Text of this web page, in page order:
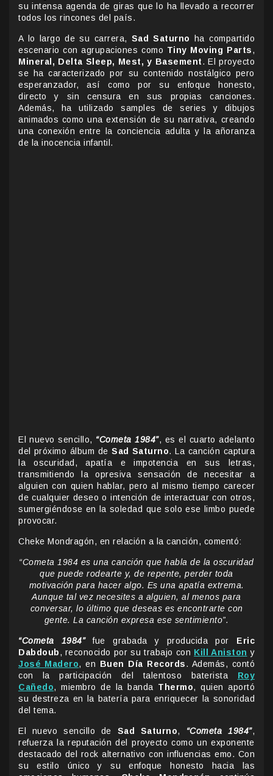
su intensa agenda de giras que lo ha llevado a recorrer
todos los rincones del país.
A lo largo de su carrera, Sad Saturno
ha compartido
escenario con agrupaciones como Tiny Moving Parts,
Mineral, Delta Sleep, Mest, y Basement. El proyecto
se ha caracterizado por su contenido nostálgico pero
esperanzador, así como por su enfoque honesto,
directo y sin censura en sus propias canciones.
Además, ha utilizado samples de series y dibujos
animados como una extensión de su narrativa, creando
una conexión entre la conciencia adulta y la añoranza
de la inocencia infantil.
El nuevo sencillo, “Cometa 1984”, es el cuarto adelanto
del próximo álbum de Sad Saturno. La canción captura
la oscuridad, apatía e impotencia en sus letras,
transmitiendo la opresiva sensación de necesitar a
alguien con quien hablar, pero al mismo tiempo carecer
de cualquier deseo o intención de interactuar con otros,
sumergiéndose en la soledad que solo ese limbo puede
provocar.
Cheke Mondragón, en relación a la canción, comentó:
“Cometa 1984 es una canción que habla de la oscuridad
que puede rodearte y, de repente, perder toda
motivación para hacer algo. Es una apatía extrema.
Aunque tal vez necesites a alguien, al menos para
conversar, lo último que deseas es encontrarte con
gente. La canción expresa ese sentimiento”.
“Cometa 1984”fue grabada y producida por Eric
Dabdoub, reconocido por su trabajo con Kill Aniston y
José Madero, en Buen Día Records. Además, contó
con la participación del talentoso baterista Roy
Cañedo, miembro de la banda Thermo, quien aportó
su destreza en la batería para enriquecer la sonoridad
del tema.
El nuevo sencillo de Sad Saturno, “Cometa 1984”,
refuerza la reputación del proyecto como un exponente
destacado del rock alternativo con influencias emo. Con
su estilo único y su enfoque honesto hacia las